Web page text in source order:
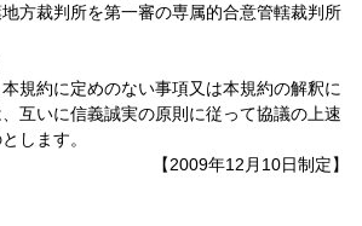
方裁判所を第一審の専属的合意管轄裁判所
規約に定めのない事項又は本規約の解釈に
互いに信義誠実の原則に従って協議の上速
します。
【2009年12月10日制定】